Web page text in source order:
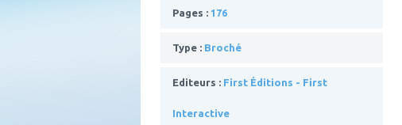
Pages : 176
Type : Broché
Editeurs : First Éditions - First
Interactive